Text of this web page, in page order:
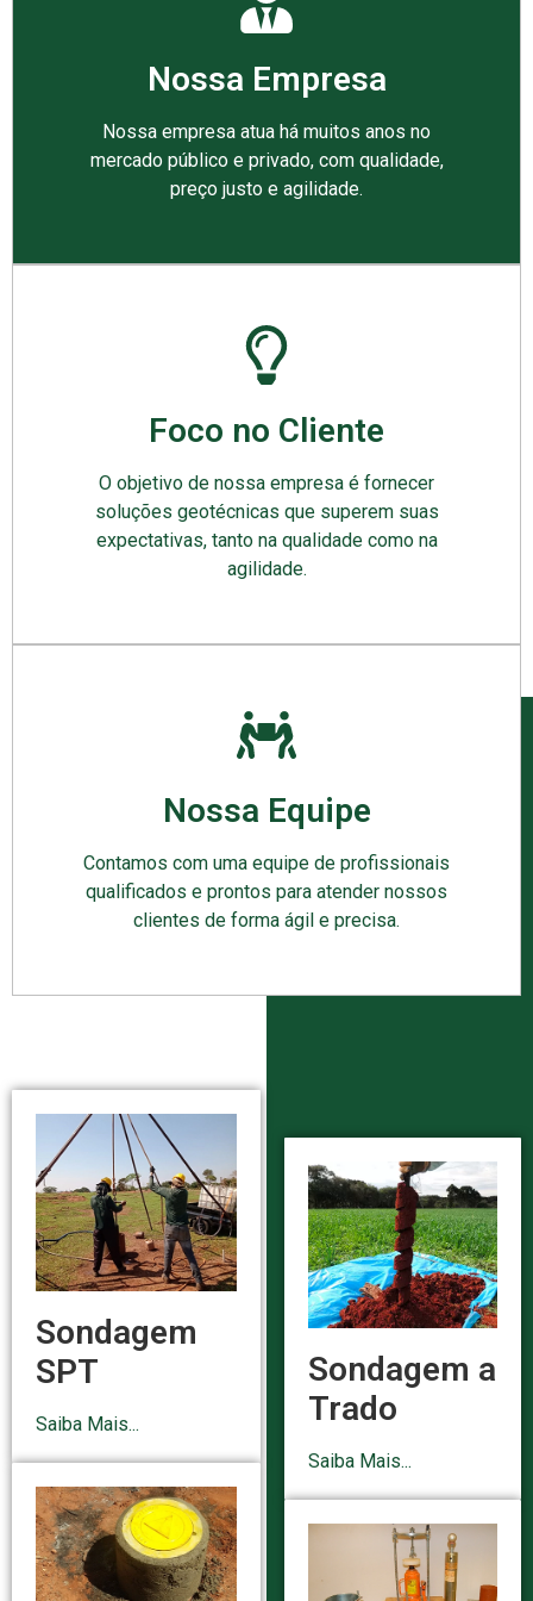
Nossa Empresa
Nossa empresa atua há muitos anos no
mercado público e privado, com qualidade,
preço justo e agilidade.
Foco no Cliente
O objetivo de nossa empresa é fornecer
soluções geotécnicas que superem suas
expectativas, tanto na qualidade como na
agilidade.
Nossa Equipe
Contamos com uma equipe de profissionais
qualificados e prontos para atender nossos
clientes de forma ágil e precisa.
Sondagem
SPT
Saiba Mais...
Sondagem a
Trado
Saiba Mais...